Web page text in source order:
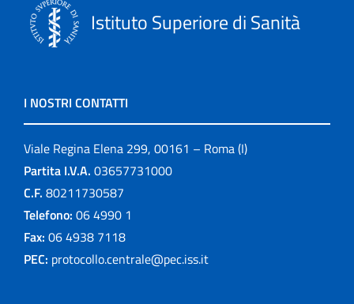
Istituto Superiore di Sanità
I NOSTRI CONTATTI
Viale Regina Elena 299, 00161 – Roma (I)
Partita I.V.A. 03657731000
C.F. 80211730587
Telefono: 06 4990 1
Fax: 06 4938 7118
PEC: protocollo.centrale@pec.iss.it